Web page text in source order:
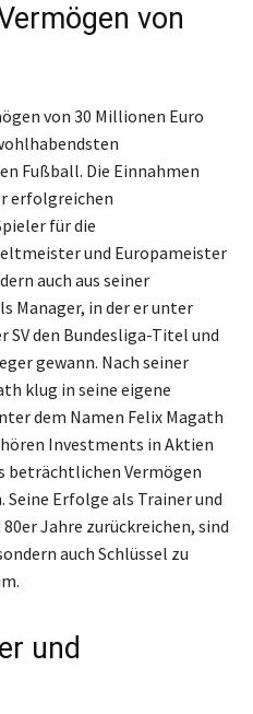
von
von 30 Millionen Euro
Fußball. Die Einnahmen
erfolgreichen
für die
und Europameister
auch aus seiner
Manager, in der er unter
den Bundesliga-Titel und
gewann. Nach seiner
klug in seine eigene
dem Namen Felix Magath
Investments in Aktien
beträchtlichen Vermögen
Erfolge als Trainer und
Jahre zurückreichen, sind
auch Schlüssel zu
und